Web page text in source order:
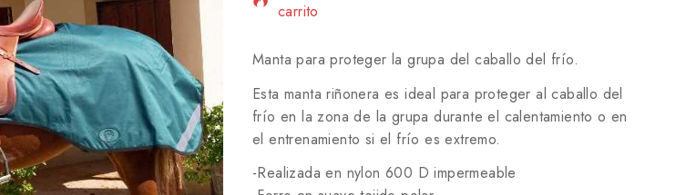
carrito
Manta para proteger la grupa del caballo del frío.
Esta manta riñonera es ideal para proteger al caballo del
frío en la zona de la grupa durante el calentamiento o en
el entrenamiento si el frío es extremo.
-Realizada en nylon 600 D impermeable